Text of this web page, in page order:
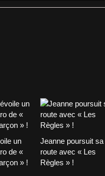
un
de «
» !
Jeanne poursuit sa
route avec « Les
Règles » !